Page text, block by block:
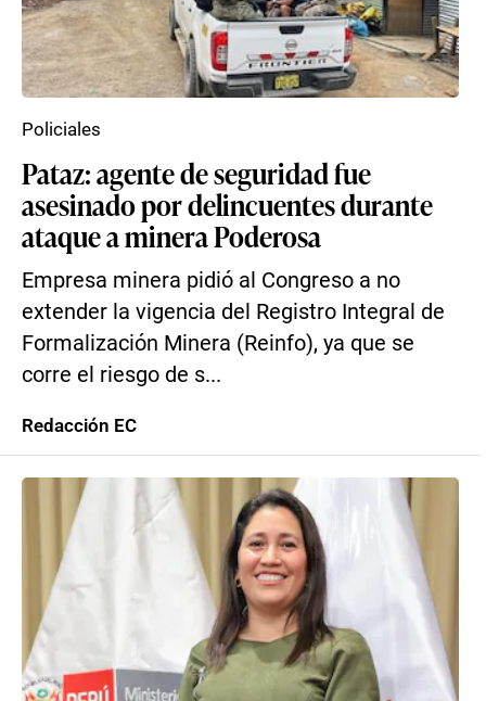
Pataz: agente de seguridad fue
asesinado por delincuentes durante
ataque a minera Poderosa
Empresa minera pidió al Congreso a no
extender la vigencia del Registro Integral de
Formalización Minera (Reinfo), ya que se
corre el riesgo de s...
Policiales
Redacción EC